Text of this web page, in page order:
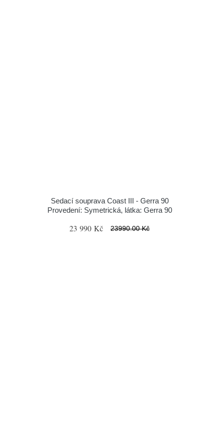
Sedací souprava Coast III - Gerra 90
Provedení: Symetrická, látka: Gerra 90
23 990 Kč 23990.00 Kč